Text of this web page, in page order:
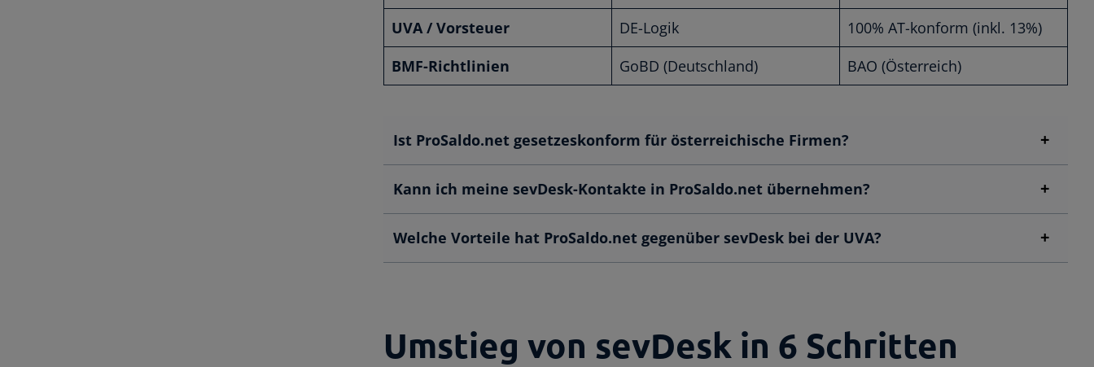
UVA / Vorsteuer
DE-Logik
100% AT-konform (inkl. 13%)
BMF-Richtlinien
GoBD (Deutschland) BAO (Österreich)
Ist ProSaldo.net gesetzeskonform für österreichische Firmen?
Kann ich meine sevDesk-Kontakte in ProSaldo.net übernehmen?
Welche Vorteile hat ProSaldo.net gegenüber sevDesk bei der UVA?
Umstieg von sevDesk in 6 Schritten